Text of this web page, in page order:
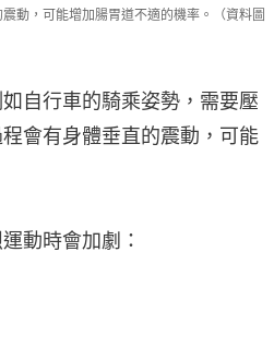
動，可能增加腸胃道不適的機率。（資料圖
自行車的騎乘姿勢，需要壓
會有身體垂直的震動，可能
動時會加劇：